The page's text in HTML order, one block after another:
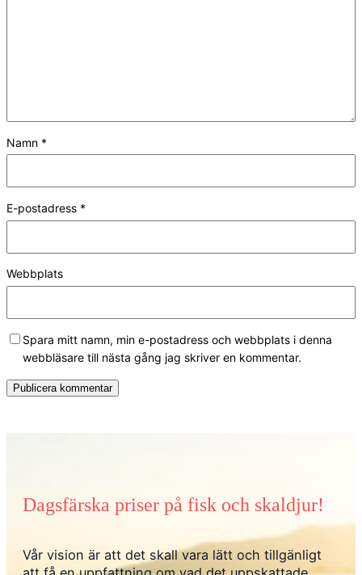
Namn *
E-postadress *
Webbplats
Spara mitt namn, min e-postadress och webbplats i denna
webbläsare till nästa gång jag skriver en kommentar.
Dagsfärska priser på fisk och skaldjur!
Vår vision är att det skall vara lätt och tillgänligt